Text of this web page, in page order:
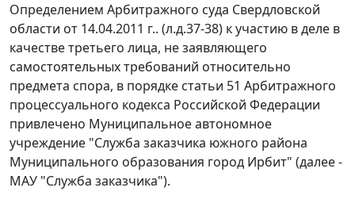
Определением Арбитражного суда Свердловской
области от 14.04.2011 г.. (л.д.37-38) к участию в деле в
качестве третьего лица, не заявляющего
самостоятельных требований относительно
предмета спора, в порядке статьи 51 Арбитражного
процессуального кодекса Российской Федерации
привлечено Муниципальное автономное
учреждение "Служба заказчика южного района
Муниципального образования город Ирбит" (далее -
МАУ "Служба заказчика").